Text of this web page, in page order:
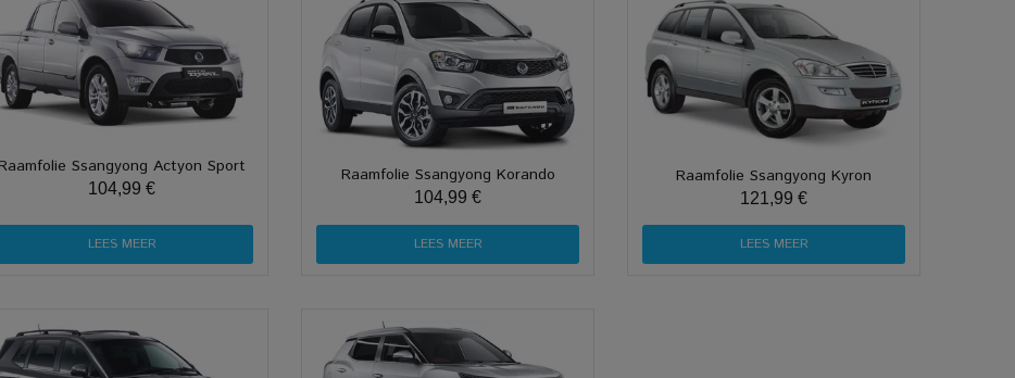
Ssangyong Actyon Sport
104,99 €
LEES MEER
Raamfolie Ssangyong Korando
104,99 €
LEES MEER
Raamfolie Ssangyong Kyron
121,99 €
LEES MEER